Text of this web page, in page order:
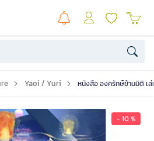
Yaoi / Yuri หนังสือ องครักษ์ข้ามมิติ เ
- 10 %